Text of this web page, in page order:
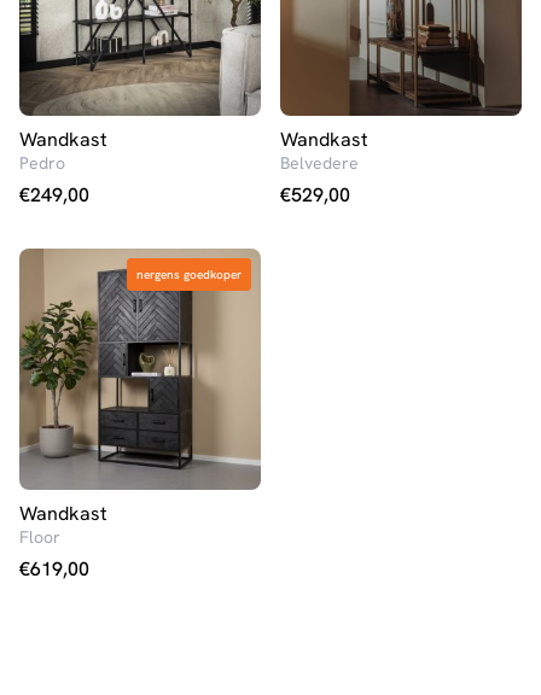
Wandkast
Pedro
€249,00
Wandkast
Belvedere
€529,00
nergens goedkoper
nergens goedkoper
Wandkast
Floor
€619,00